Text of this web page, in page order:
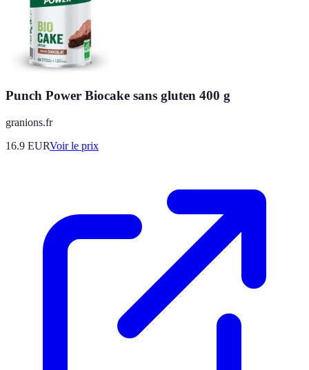
Punch Power Biocake sans gluten 400 g
granions.fr
16.9 EURVoir le prix